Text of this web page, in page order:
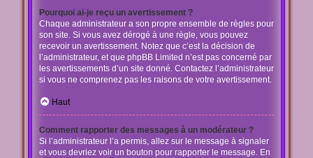
Pourquoi ai-je reçu un avertissement ?
Chaque administrateur a son propre ensemble de règles pour
son site. Si vous avez dérogé à une règle, vous pouvez
recevoir un avertissement. Notez que c’est la décision de
l’administrateur, et que phpBB Limited n’est pas concerné par
les avertissements d’un site donné. Contactez l’administrateur
si vous ne comprenez pas les raisons de votre avertissement.
Haut
Comment rapporter des messages à un modérateur ?
Si l’administrateur l’a permis, allez sur le message à signaler
et vous devriez voir un bouton pour rapporter le message. En